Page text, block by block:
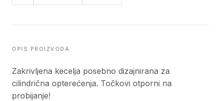
OPIS PROIZVODA
Zakrivljena kecelja posebno dizajnirana za
cilindrična opterećenja. Točkovi otporni na
probijanje!